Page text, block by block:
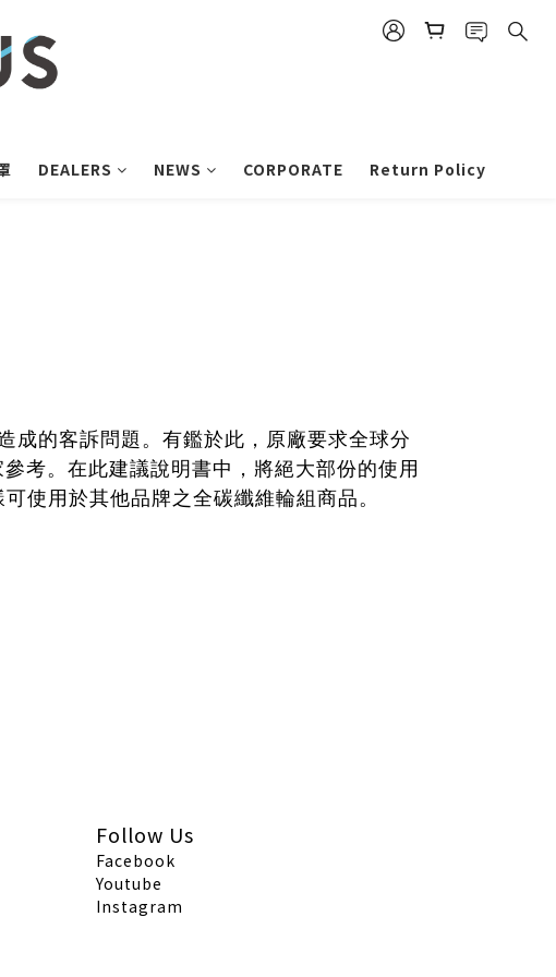
DEALERS NEWS CORPORATE Return Policy
成的客訴問題。有鑑於此，原廠要求全球分
考。在此建議說明書中，將絕大部份的使用
使用於其他品牌之全碳纖維輪組商品。
Follow Us
Facebook
Youtube
Instagram